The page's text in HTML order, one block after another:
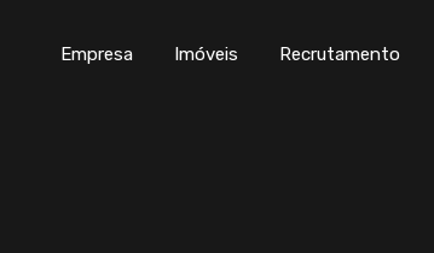
Empresa Imóveis
Empresa Imóveis Recrutamento